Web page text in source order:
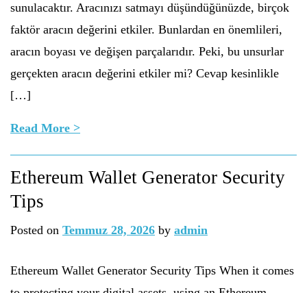
sunulacaktır. Aracınızı satmayı düşündüğünüzde, birçok
faktör aracın değerini etkiler. Bunlardan en önemlileri,
aracın boyası ve değişen parçalarıdır. Peki, bu unsurlar
gerçekten aracın değerini etkiler mi? Cevap kesinlikle
[…]
Read More >
Ethereum Wallet Generator Security
Tips
Posted on Temmuz 28, 2026 by admin
Ethereum Wallet Generator Security Tips When it comes